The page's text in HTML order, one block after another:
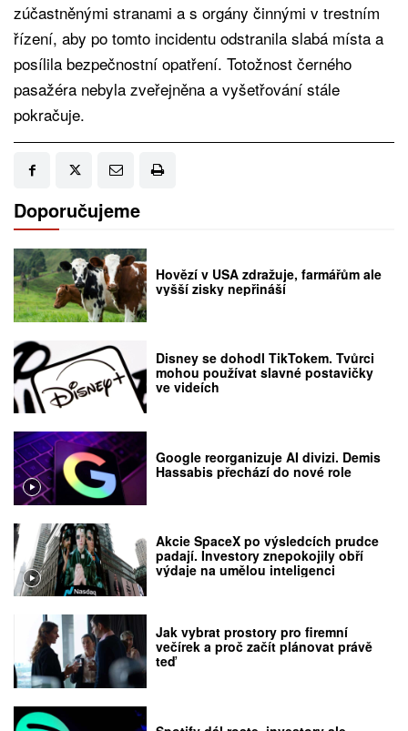
zúčastněnými stranami a s orgány činnými v trestním
řízení, aby po tomto incidentu odstranila slabá místa a
posílila bezpečnostní opatření. Totožnost černého
pasažéra nebyla zveřejněna a vyšetřování stále
pokračuje.
Doporučujeme
Hovězí v USA zdražuje, farmářům ale
vyšší zisky nepřináší
Disney se dohodl TikTokem. Tvůrci
mohou používat slavné postavičky
ve videích
Google reorganizuje AI divizi. Demis
Hassabis přechází do nové role
Akcie SpaceX po výsledcích prudce
padají. Investory znepokojily obří
výdaje na umělou inteligenci
Jak vybrat prostory pro firemní
večírek a proč začít plánovat právě
teď